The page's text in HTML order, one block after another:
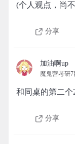
(个人观点，尚
分享
加油啊up
魔鬼营考研7
和同桌的第二个
分享